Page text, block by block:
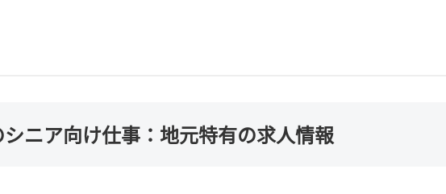
ニア向け仕事：地元特有の求人情報